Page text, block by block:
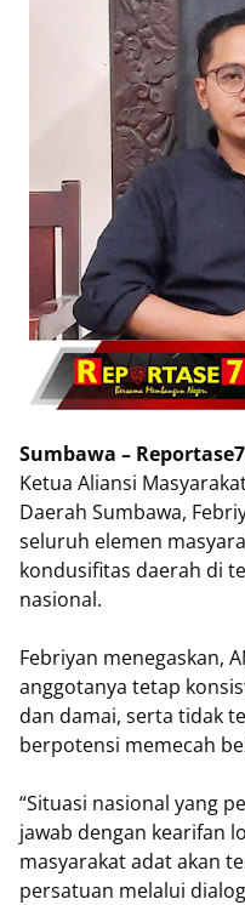
Sumbawa –
Ketua Aliansi
Daerah Sumbawa,
seluruh elemen
kondusifitas daerah di
nasional.
Febriyan menegaskan,
anggotanya tetap
dan damai, serta tidak
berpotensi memecah
“Situasi nasional yang
jawab dengan kearifan
masyarakat adat akan
persatuan melalui